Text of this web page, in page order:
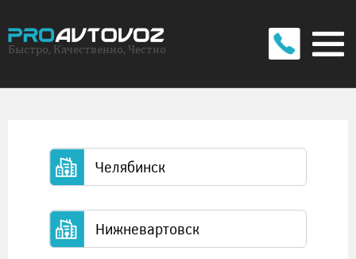
Быстро, Качественно, Честно